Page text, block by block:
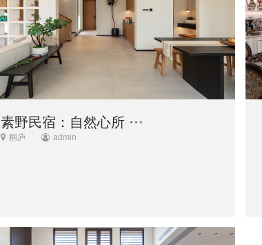
素野民宿：自然心所 ···
桐庐 admin